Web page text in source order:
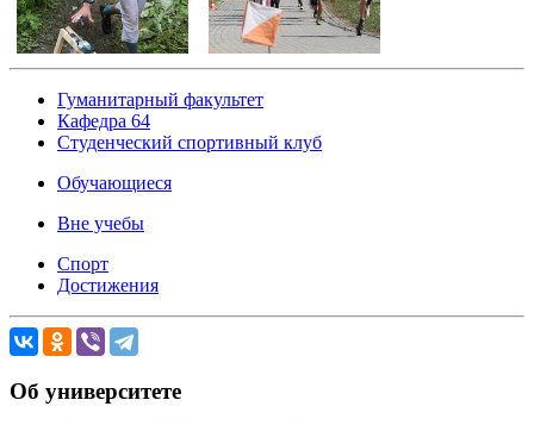
Гуманитарный факультет
Кафедра 64
Студенческий спортивный клуб
Обучающиеся
Вне учебы
Спорт
Достижения
Об университете